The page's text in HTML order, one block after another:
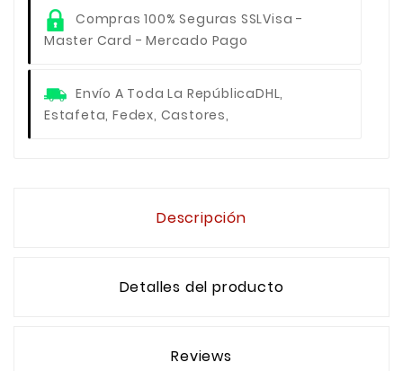
Compras 100% Seguras SSLVisa -
Master Card - Mercado Pago
Envío A Toda La RepúblicaDHL,
Estafeta, Fedex, Castores,
Descripción
Detalles del producto
Reviews